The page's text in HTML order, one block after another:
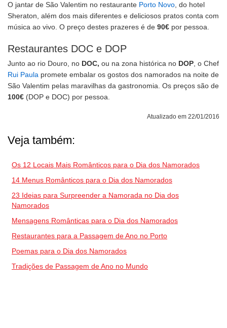
O jantar de São Valentim no restaurante Porto Novo , do hotel
Sheraton, além dos mais diferentes e deliciosos pratos conta com
música ao vivo. O preço destes prazeres é de 90€ por pessoa.
Restaurantes DOC e DOP
Junto ao rio Douro, no DOC, ou na zona histórica no DOP , o Chef
Rui Paula promete embalar os gostos dos namorados na noite de
São Valentim pelas maravilhas da gastronomia. Os preços são de
100€ (DOP e DOC) por pessoa.
Atualizado em 22/01/2016
Veja também:
Os 12 Locais Mais Românticos para o Dia dos Namorados
14 Menus Românticos para o Dia dos Namorados
23 Ideias para Surpreender a Namorada no Dia dos
Namorados
Mensagens Românticas para o Dia dos Namorados
Restaurantes para a Passagem de Ano no Porto
Poemas para o Dia dos Namorados
Tradições de Passagem de Ano no Mundo